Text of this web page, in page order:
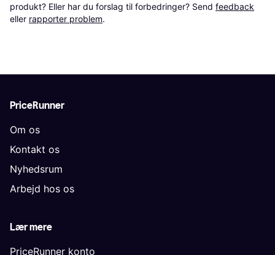
produkt? Eller har du forslag til forbedringer? Send feedback
eller rapporter problem.
PriceRunner
Om os
Kontakt os
Nyhedsrum
Arbejd hos os
Lær mere
PriceRunner konto